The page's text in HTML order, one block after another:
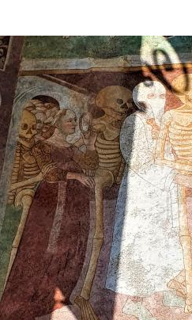
diFIAMMA
ti è piaciuto,
d'itinerario.